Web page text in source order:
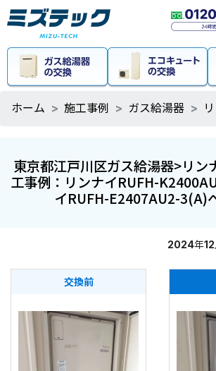
ホーム 施工事例 ガス給湯器
東京都江戸川区ガス給湯器>リン
工事例：リンナイRUFH-
イRUFH-E2407AU2-3(A)
2024年
交換前